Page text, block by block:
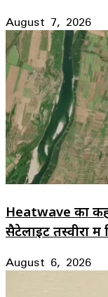
August 7, 2026
Heatwave का
सैटेलाइट तस्वीरों में
August 6, 2026